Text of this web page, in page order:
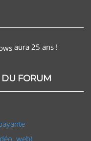
aura 25 ans !
DU FORUM
web)